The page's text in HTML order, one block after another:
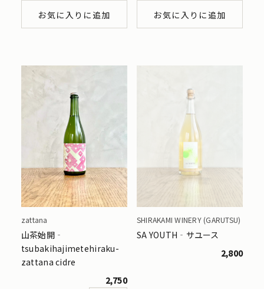
お気に入りに追加 お気に入りに追加
zattana
山茶始開‐
tsubakihajimetehiraku-
zattana cidre
2,750
SHIRAKAMI WINERY (GARUTSU)
SA YOUTH‐サユース
2,800